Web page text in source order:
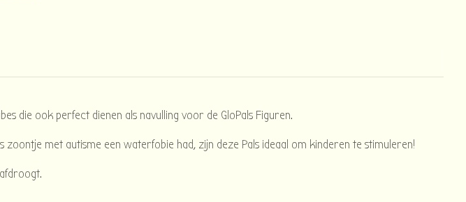
die ook perfect dienen als navulling voor de GloPals Figuren.
met autisme een waterfobie had, zijn deze Pals ideaal om kinderen te stimuleren!